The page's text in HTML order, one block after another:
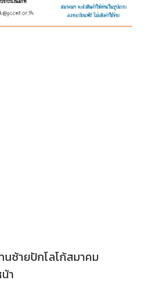
นซ้ายปักโลโก้สมาคม
า